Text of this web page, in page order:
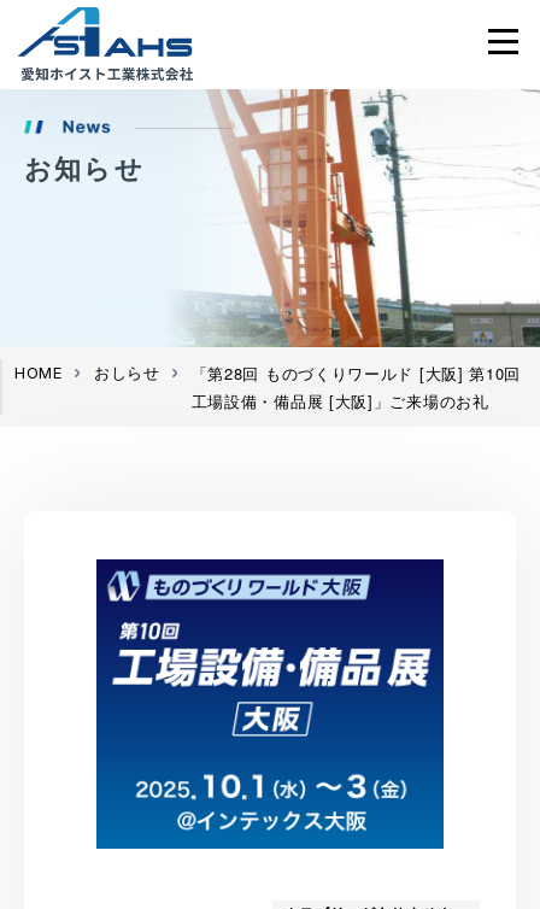
お知らせ
HOME おしらせ
「第28回 ものづくりワールド [大阪] 第10回
工場設備・備品展 [大阪]」ご来場のお礼